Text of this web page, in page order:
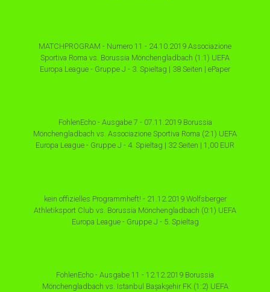
MATCHPROGRAM - Numero 11 - 24.10.2019 Associazione
Sportiva Roma vs. Borussia Mönchengladbach (1:1) UEFA
Europa League - Gruppe J - 3. Spieltag | 38 Seiten | ePaper
FohlenEcho - Ausgabe 7 - 07.11.2019 Borussia
Mönchengladbach vs. Associazione Sportiva Roma (2:1) UEFA
Europa League - Gruppe J - 4. Spieltag | 32 Seiten | 1,00 EUR
kein offizielles Programmheft! - 21.12.2019 Wolfsberger
Athletiksport Club vs. Borussia Mönchengladbach (0:1) UEFA
Europa League - Gruppe J - 5. Spieltag
FohlenEcho - Ausgabe 11 - 12.12.2019 Borussia
Mönchengladbach vs. Istanbul Başakşehir FK (1:2) UEFA